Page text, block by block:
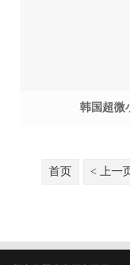
韩国超微
首页 < 上一